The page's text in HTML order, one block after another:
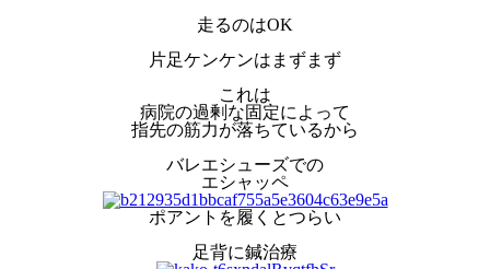
走るのはOK
片足ケンケンはまずまず
これは
病院の過剰な固定によって
指先の筋力が落ちているから
バレエシューズでの
エシャッペ
ポアントを履くとつらい
足背に鍼治療